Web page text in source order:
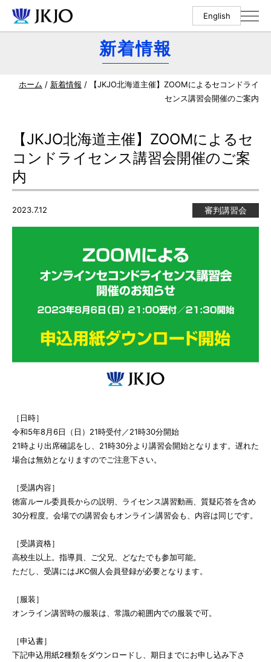
English
新着情報
ホーム / 新着情報 / 【JKJO北海道主催】ZOOMによるセコンドライ
センス講習会開催のご案内
【JKJO北海道主催】ZOOMによるセ
コンドライセンス講習会開催のご案
内
2023.7.12 審判講習会
［日時］
令和5年8月6日（日）21時受付／21時30分開始
21時より出席確認をし、21時30分より講習会開始となります。遅れた
場合は無効となりますのでご注意下さい。
［受講内容］
徳富ルール委員長からの説明、ライセンス講習動画、質疑応答を含め
30分程度。会場での講習会もオンライン講習会も、内容は同じです。
［受講資格］
高校生以上。指導員、ご父兄、どなたでも参加可能。
ただし、受講にはJKC個人会員登録が必要となります。
［服装］
オンライン講習時の服装は、常識の範囲内での服装で可。
［申込書］
下記申込用紙2種類をダウンロードし、期日までにお申し込み下さ